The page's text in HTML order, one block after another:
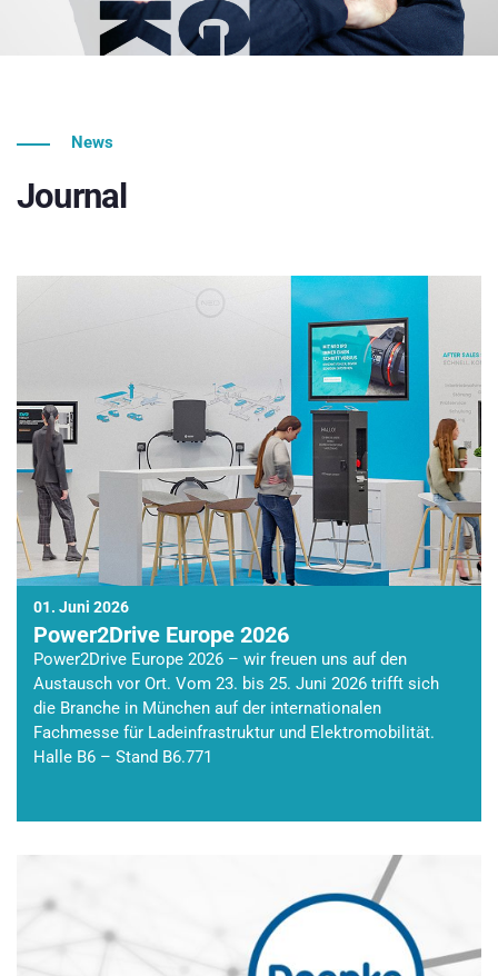
News
Journal
01. Juni 2026
Power2Drive Europe 2026
Power2Drive Europe 2026 – wir freuen uns auf den
Austausch vor Ort. Vom 23. bis 25. Juni 2026 trifft sich
die Branche in München auf der internationalen
Fachmesse für Ladeinfrastruktur und Elektromobilität.
Halle B6 – Stand B6.771